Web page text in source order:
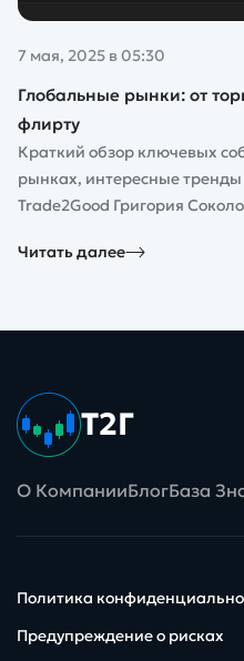
7 мая, 2025 в 05:30
Глобальные рынки: от
флирту
Краткий обзор ключевых
рынках, интересные тренды
Trade2Good Григория
Читать далее
Т2Г
О КомпанииБлогБаза
Политика
Предупреждение о рисках